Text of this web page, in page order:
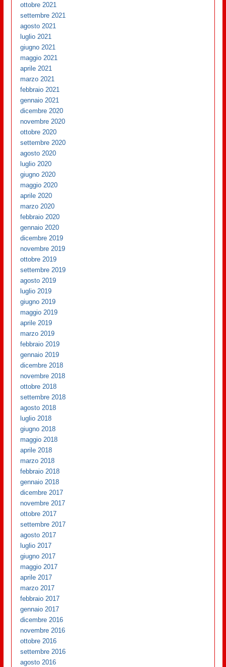
ottobre 2021
settembre 2021
agosto 2021
luglio 2021
giugno 2021
maggio 2021
aprile 2021
marzo 2021
febbraio 2021
gennaio 2021
dicembre 2020
novembre 2020
ottobre 2020
settembre 2020
agosto 2020
luglio 2020
giugno 2020
maggio 2020
aprile 2020
marzo 2020
febbraio 2020
gennaio 2020
dicembre 2019
novembre 2019
ottobre 2019
settembre 2019
agosto 2019
luglio 2019
giugno 2019
maggio 2019
aprile 2019
marzo 2019
febbraio 2019
gennaio 2019
dicembre 2018
novembre 2018
ottobre 2018
settembre 2018
agosto 2018
luglio 2018
giugno 2018
maggio 2018
aprile 2018
marzo 2018
febbraio 2018
gennaio 2018
dicembre 2017
novembre 2017
ottobre 2017
settembre 2017
agosto 2017
luglio 2017
giugno 2017
maggio 2017
aprile 2017
marzo 2017
febbraio 2017
gennaio 2017
dicembre 2016
novembre 2016
ottobre 2016
settembre 2016
agosto 2016